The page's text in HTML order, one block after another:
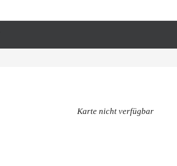
Karte nicht verfügbar